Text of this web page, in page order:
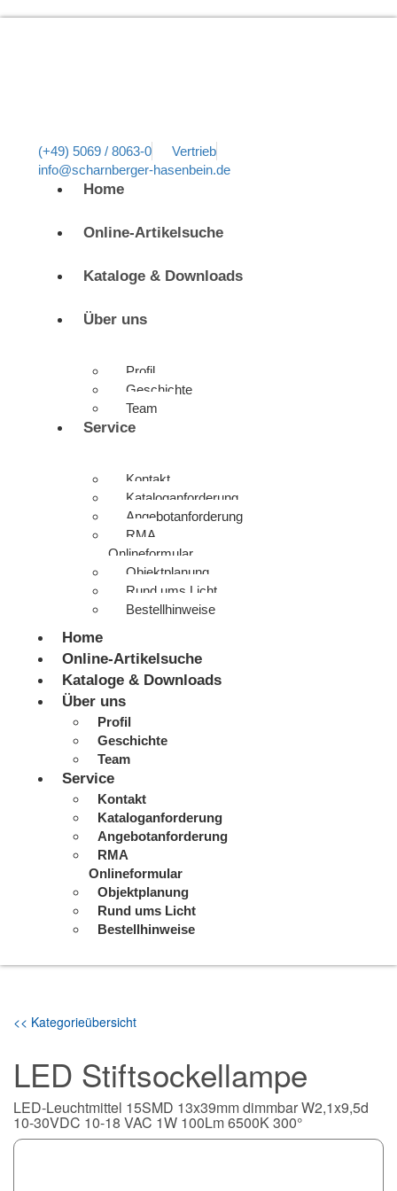
(+49) 5069 / 8063-0
Vertrieb
info@scharnberger-hasenbein.de
Home
Online-Artikelsuche
Kataloge & Downloads
Über uns
Profil
Geschichte
Team
Service
Kontakt
Kataloganforderung
Angebotanforderung
RMA
Onlineformular
Objektplanung
Rund ums Licht
Bestellhinweise
Home
Online-Artikelsuche
Kataloge & Downloads
Über uns
Profil
Geschichte
Team
Service
Kontakt
Kataloganforderung
Angebotanforderung
RMA
Onlineformular
Objektplanung
Rund ums Licht
Bestellhinweise
<< Kategorieübersicht
LED Stiftsockellampe
LED-Leuchtmittel 15SMD 13x39mm dimmbar W2,1x9,5d
10-30VDC 10-18 VAC 1W 100Lm 6500K 300°